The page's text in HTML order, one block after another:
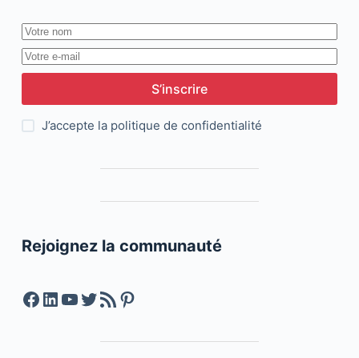
S’inscrire
J’accepte la politique de confidentialité
Rejoignez la communauté
Facebook
LinkedIn
YouTube
Twitter
Feed RSSPinterest